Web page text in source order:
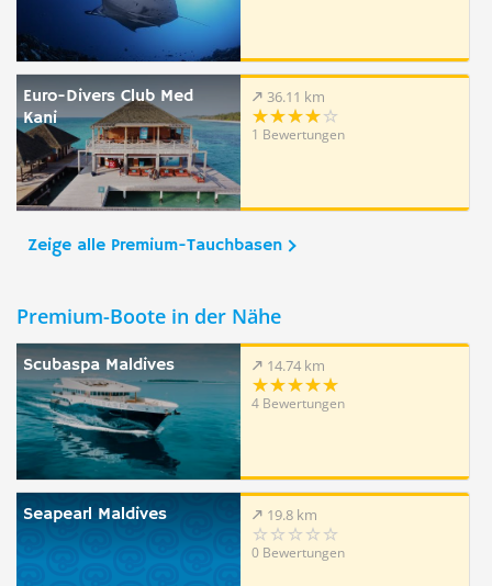
Euro-Divers Club Med
Kani
36.11 km
1 Bewertungen
Zeige alle Premium-Tauchbasen
Premium-Boote in der Nähe
Scubaspa Maldives 14.74 km
4 Bewertungen
Seapearl Maldives 19.8 km
0 Bewertungen